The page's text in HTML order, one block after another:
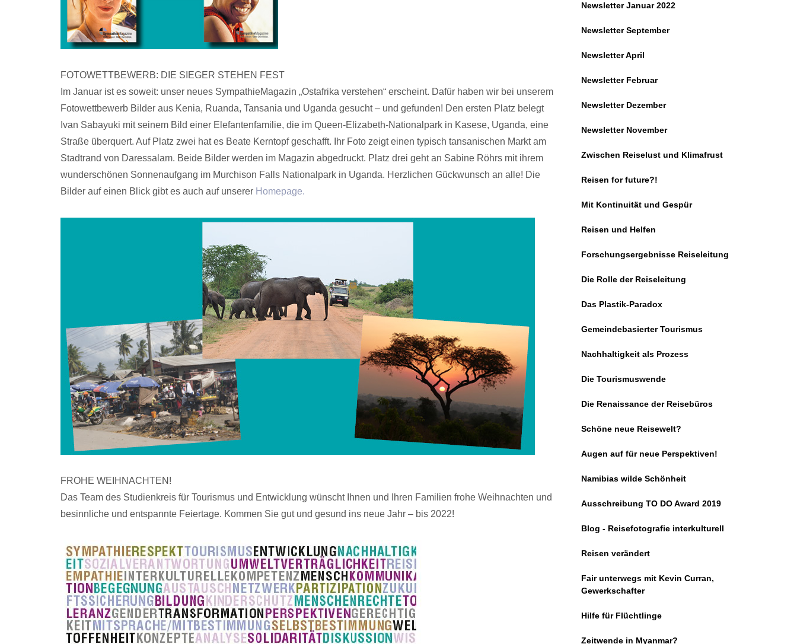
FOTOWETTBEWERB: DIE SIEGER STEHEN FEST
Im Januar ist es soweit: unser neues SympathieMagazin „Ostafrika verstehen“ erscheint. Dafür haben wir bei unserem
Fotowettbewerb Bilder aus Kenia, Ruanda, Tansania und Uganda gesucht – und gefunden! Den ersten Platz belegt
Ivan Sabayuki mit seinem Bild einer Elefantenfamilie, die im Queen-Elizabeth-Nationalpark in Kasese, Uganda, eine
Straße überquert. Auf Platz zwei hat es Beate Kerntopf geschafft. Ihr Foto zeigt einen typisch tansanischen Markt am
Stadtrand von Daressalam. Beide Bilder werden im Magazin abgedruckt. Platz drei geht an Sabine Röhrs mit ihrem
wunderschönen Sonnenaufgang im Murchison Falls Nationalpark in Uganda. Herzlichen Gückwunsch an alle! Die
Bilder auf einen Blick gibt es auch auf unserer Homepage.
FROHE WEIHNACHTEN!
Das Team des Studienkreis für Tourismus und Entwicklung wünscht Ihnen und Ihren Familien frohe Weihnachten und
besinnliche und entspannte Feiertage. Kommen Sie gut und gesund ins neue Jahr – bis 2022!
Newsletter Januar 2022
Newsletter September
Newsletter April
Newsletter Februar
Newsletter Dezember
Newsletter November
Zwischen Reiselust und Klimafrust
Reisen for future?!
Mit Kontinuität und Gespür
Reisen und Helfen
Forschungsergebnisse Reiseleitung
Die Rolle der Reiseleitung
Das Plastik-Paradox
Gemeindebasierter Tourismus
Nachhaltigkeit als Prozess
Die Tourismuswende
Die Renaissance der Reisebüros
Schöne neue Reisewelt?
Augen auf für neue Perspektiven!
Namibias wilde Schönheit
Ausschreibung TO DO Award 2019
Blog - Reisefotografie interkulturell
Reisen verändert
Fair unterwegs mit Kevin Curran,
Gewerkschafter
Hilfe für Flüchtlinge
Zeitwende in Myanmar?